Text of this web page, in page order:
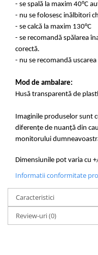
- se spală la maxim 40°C
- nu se folosesc inălbitori
- se calcă la maxim 130°C
- se recomandă spălarea
- nu se recomandă uscarea
Mod de ambalare:
Husă transparentă de
Imaginile produselor sunt
diferențe de nuanță din
monitorului
Dimensiunile pot varia cu
Informatii conformitate
Caracteristici
Review-uri(0)